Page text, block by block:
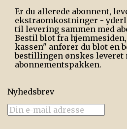
Er du allerede abonnent,
ekstraomkostninger -
til levering sammen med
Bestil blot fra
kassen" anfører du blot en
bestillingen ønskes leveret
abonnementspakken.
Nyhedsbrev